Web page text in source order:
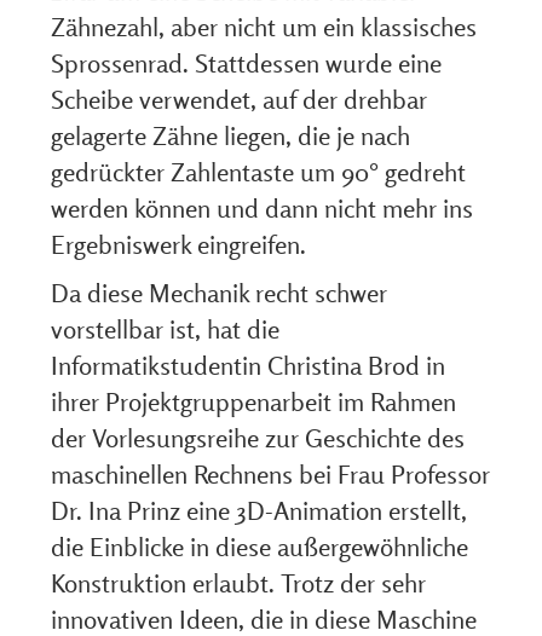
Zähnezahl, aber nicht um ein klassisches
Sprossenrad. Stattdessen wurde eine
Scheibe verwendet, auf der drehbar
gelagerte Zähne liegen, die je nach
gedrückter Zahlentaste um 90° gedreht
werden können und dann nicht mehr ins
Ergebniswerk eingreifen.
Da diese Mechanik recht schwer
vorstellbar ist, hat die
Informatikstudentin Christina Brod in
ihrer Projektgruppenarbeit im Rahmen
der Vorlesungsreihe zur Geschichte des
maschinellen Rechnens bei Frau Professor
Dr. Ina Prinz eine 3D-Animation erstellt,
die Einblicke in diese außergewöhnliche
Konstruktion erlaubt. Trotz der sehr
innovativen Ideen, die in diese Maschine